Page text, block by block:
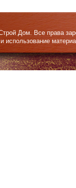
Дом. Все права
использование